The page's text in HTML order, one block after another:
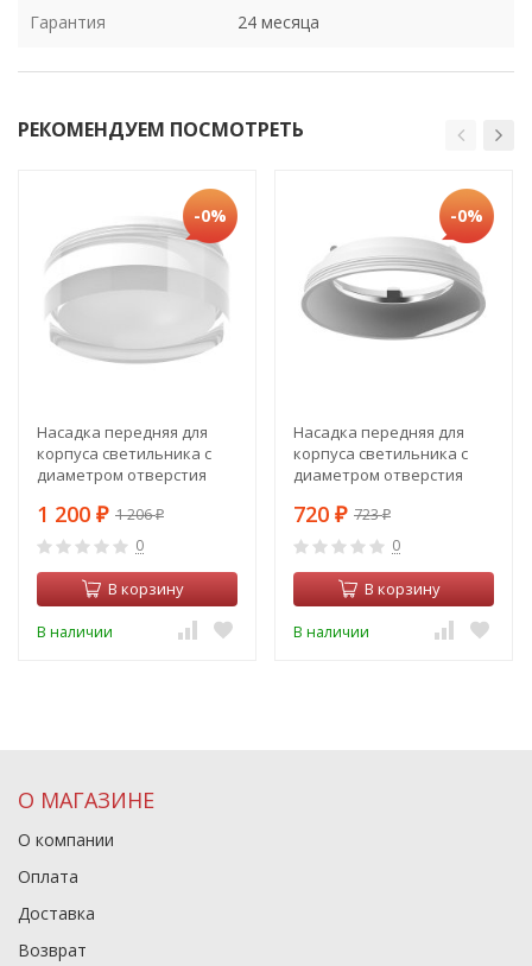
Гарантия 24 месяца
РЕКОМЕНДУЕМ ПОСМОТРЕТЬ
-0%
Насадка передняя для
корпуса светильника с
диаметром отверстия
Spot N7160
1 200 ₽ 1 206₽
0
В корзину
В наличии
-0%
Насадка передняя для
корпуса светильника с
диаметром отверстия
Spot N7020
720 ₽ 723₽
0
В корзину
В наличии
О МАГАЗИНЕ
О компании
Оплата
Доставка
Возврат